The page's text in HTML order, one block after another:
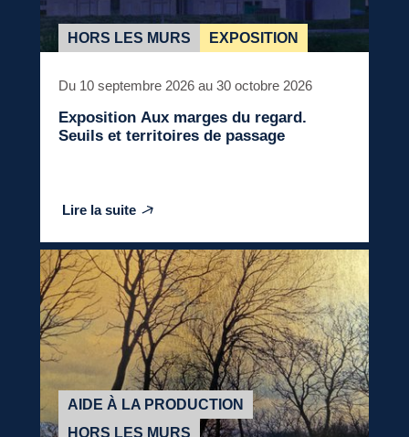
HORS LES MURS EXPOSITION
Du 10 septembre 2026 au 30 octobre 2026
Exposition Aux marges du regard.
Seuils et territoires de passage
Lire la suite
AIDE À LA PRODUCTION
HORS LES MURS